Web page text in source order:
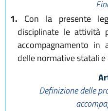
1. Con la presente
disciplinate le attività
accompagnamento
delle normative statali
Definizione delle